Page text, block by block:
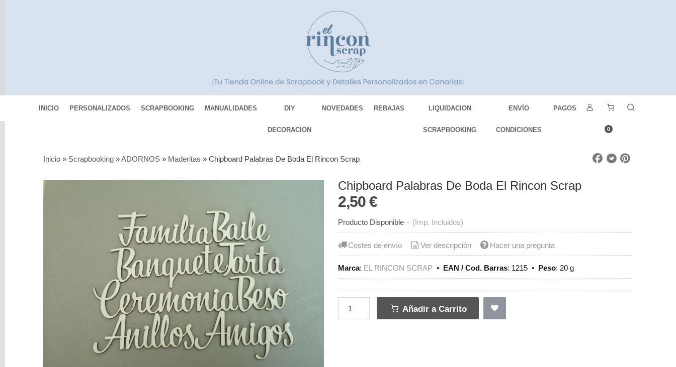
INICIO PERSONALIZADOS SCRAPBOOKING MANUALIDADES DIY
DECORACION
NOVEDADES REBAJAS LIQUIDACION
SCRAPBOOKING
ENVÍO
CONDICIONES
PAGOS
0
Inicio » Scrapbooking »ADORNOS» Maderitas »Chipboard Palabras De Boda El Rincon Scrap
Chipboard Palabras De Boda El Rincon Scrap
2,50 €
Producto Disponible - (Imp. Incluidos)
Costes de envío Ver descripción Hacer una pregunta
Marca: EL RINCON SCRAP • EAN / Cod. Barras: 1215 • Peso: 20 g
Añadir a Carrito